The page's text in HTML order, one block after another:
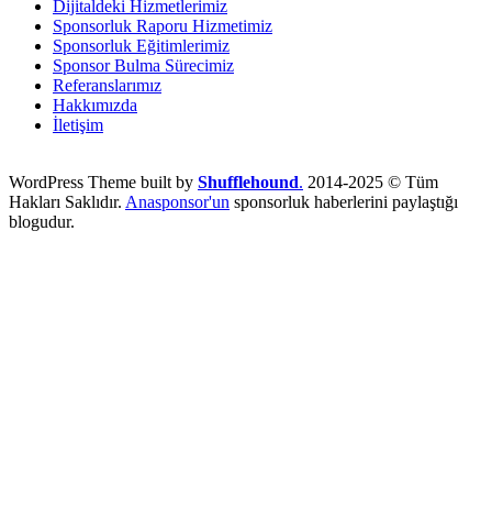
Dijitaldeki Hizmetlerimiz
Sponsorluk Raporu Hizmetimiz
Sponsorluk Eğitimlerimiz
Sponsor Bulma Sürecimiz
Referanslarımız
Hakkımızda
İletişim
WordPress Theme built by Shufflehound. 2014-2025 © Tüm
Hakları Saklıdır. Anasponsor'un sponsorluk haberlerini paylaştığı
blogudur.